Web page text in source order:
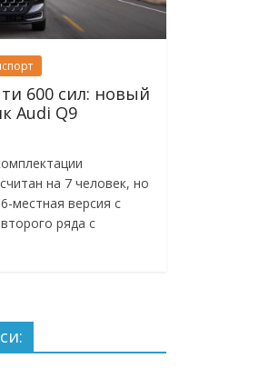
600 сил: новый
Audi Q9
на 7 человек, но
местная версия с
ряда с